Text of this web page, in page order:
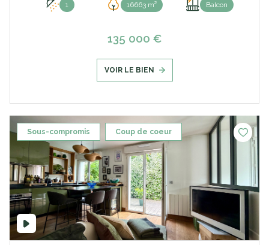
1 16663 m² Balcon
135 000 €
VOIR LE BIEN
Sous-compromis Coup de coeur